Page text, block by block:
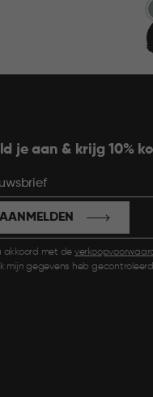
€
je aan & krijg 10%
akkoord met de
mijn gegevens heb
AANMELDEN